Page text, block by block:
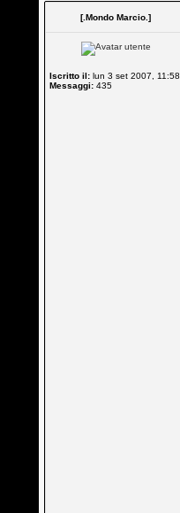
[.Mondo Marcio.]
Iscritto il: lun 3 set 2007, 11:58
Messaggi: 435